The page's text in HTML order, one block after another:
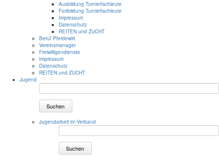
Ausbildung Turnierfachleute
Fortbildung Turnierfachleute
Impressum
Datenschutz
REITEN und ZUCHT
Beruf Pferdewirt
Vereinsmanager
Freiwilligendienste
Impressum
Datenschutz
REITEN und ZUCHT
Jugend
Suchen
Jugendarbeit im Verband
Suchen